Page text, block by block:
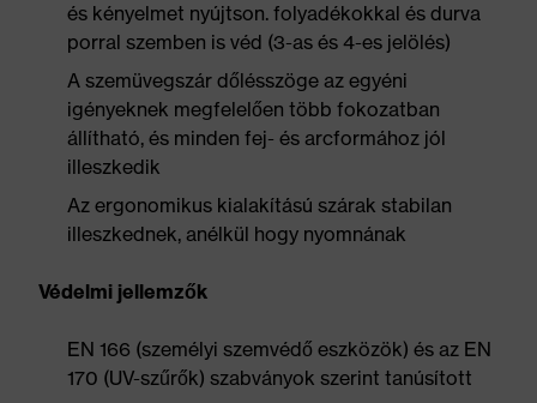
és kényelmet nyújtson. folyadékokkal és durva
porral szemben is véd (3-as és 4-es jelölés)
A szemüvegszár dőlésszöge az egyéni
igényeknek megfelelően több fokozatban
állítható, és minden fej- és arcformához jól
illeszkedik
Az ergonomikus kialakítású szárak stabilan
illeszkednek, anélkül hogy nyomnának
Védelmi jellemzők
EN 166 (személyi szemvédő eszközök) és az EN
170 (UV-szűrők) szabványok szerint tanúsított